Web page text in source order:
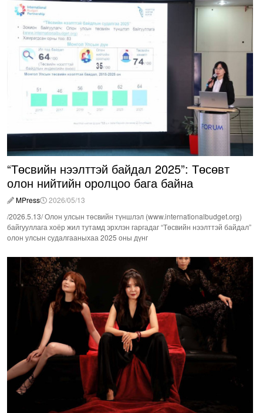
“Төсвийн нээлттэй байдал 2025”: Төсөвт
олон нийтийн оролцоо бага байна
MPress
2026/05/13
/2026.5.13/ Олон улсын төсвийн түншлэл (www.internationalbudget.org)
байгууллага хоёр жил тутамд эрхлэн гаргадаг “Төсвийн нээлттэй байдал”
олон улсын судалгааныхаа 2025 оны дүнг